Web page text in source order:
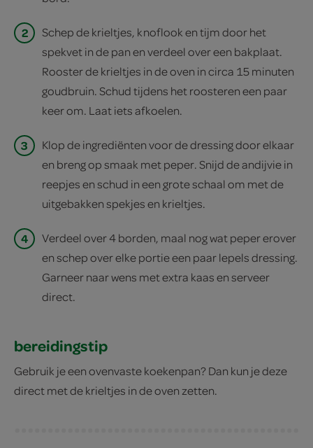
2
Schep de krieltjes, knoflook en tijm door het
spekvet in de pan en verdeel over een bakplaat.
Rooster de krieltjes in de oven in circa 15 minuten
goudbruin. Schud tijdens het roosteren een paar
keer om. Laat iets afkoelen.
3
Klop de ingrediënten voor de dressing door elkaar
en breng op smaak met peper. Snijd de andijvie in
reepjes en schud in een grote schaal om met de
uitgebakken spekjes en krieltjes.
4
Verdeel over 4 borden, maal nog wat peper erover
en schep over elke portie een paar lepels dressing.
Garneer naar wens met extra kaas en serveer
direct.
bereidingstip
Gebruik je een ovenvaste koekenpan? Dan kun je deze
direct met de krieltjes in de oven zetten.